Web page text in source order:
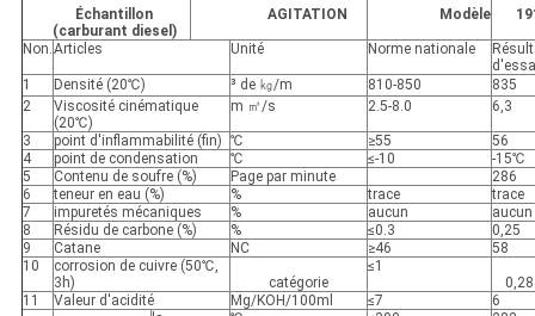
Échantillon
(carburant diesel)
AGITATION Modèle
Non.Articles Unité Norme nationale
1
Densité (20℃) ³ de ㎏/m 810-850
835
2
Viscosité cinématique
(20℃)
m ㎡/s 2.5-8.0 6,3
3 point d'inflammabilité (fin) ℃ ≥55
56
4
point de condensation ℃ ≤-10
-15℃
5
Contenu de soufre (%) Page par minute
286
6
teneur en eau (%) % trace
trace
7
impuretés mécaniques % aucun
aucun
8
Résidu de carbone (%) % ≤0.3
0,25
9
Catane NC ≥46
58
10
corrosion de cuivre (50℃,
3h)
catégorie
≤1
0,28
11
Valeur d'acidité Mg/KOH/100ml ≤7 6